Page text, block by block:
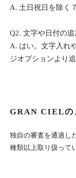
A. 土日祝日を除く
Q2. 文字や日付の
A. はい。文字入れ
ジオプションより追
GRAN CIELの
独自の審査を通過し
種類以上取り扱って